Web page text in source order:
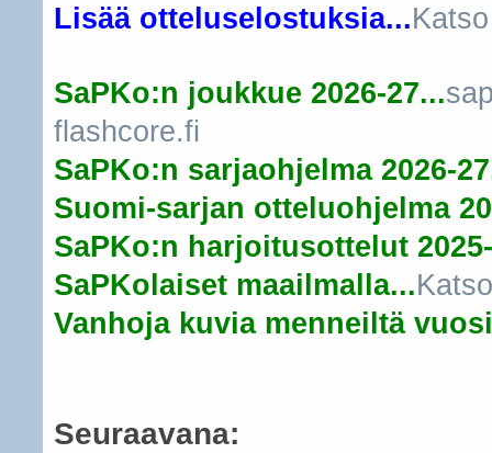
Lisää otteluselostuksia...
SaPKo:n joukkue 2026-27...
flashcore.fi
SaPKo:n sarjaohjelma 2026-
Suomi-sarjan otteluohjelma
SaPKo:n harjoitusottelut
SaPKolaiset maailmalla...
Vanhoja kuvia menneiltä
Seuraavana: